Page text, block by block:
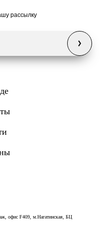
рассылку
офис F409, м.Нагатинская, БЦ